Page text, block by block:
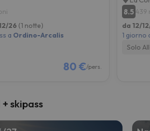
26 (1 notte)
a Ordino-Arcalis
80 €/pers.
8.5 439
da 12/
1 giorno
Solo
skipass